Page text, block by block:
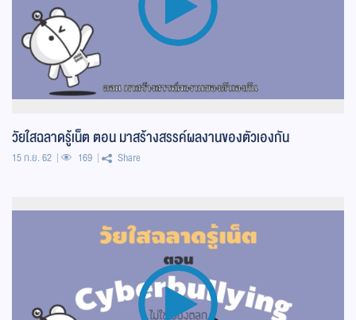
วัยใสฉลาดรู้เน็ต ตอน มาสร้างสรรค์ผลงานของตัวเองกัน
15 ก.ย. 62 169 Share